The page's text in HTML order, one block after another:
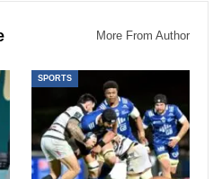
More From Author
SPORTS